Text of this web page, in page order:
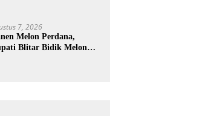
7, 2026
Melon Perdana,
Blitar Bidik Melon